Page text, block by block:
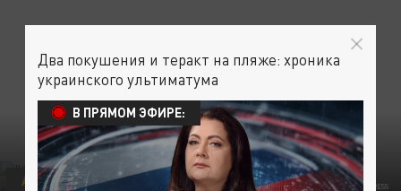
BELKIN ALEKSEY/NEWS.RU/GLOBALLOOKPRESS
АВТО
Два покушения и теракт на пляже: хроника
украинского ультиматума
В ПРЯМОМ ЭФИРЕ: